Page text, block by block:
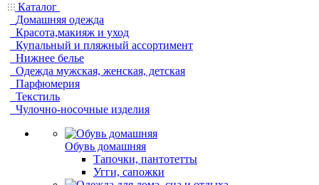
Каталог
Домашняя одежда
Красота,макияж и уход
Купальный и пляжный ассортимент
Нижнее белье
Одежда мужская, женская, детская
Парфюмерия
Текстиль
Чулочно-носочные изделия
Обувь домашняя
Тапочки, пантотетты
Угги, сапожки